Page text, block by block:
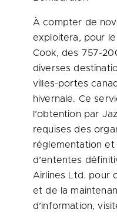
À compter de
exploitera, pour
Cook, des 757-
diverses
villes-portes
hivernale. Ce
l’obtention par
requises des
réglementation et
d’ententes
Airlines Ltd. pour
et de la
d’information,